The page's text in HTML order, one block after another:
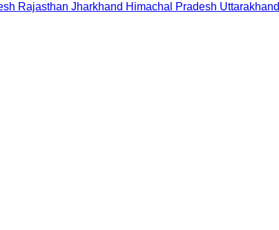
Rajasthan Jharkhand Himachal Pradesh Uttarakhand